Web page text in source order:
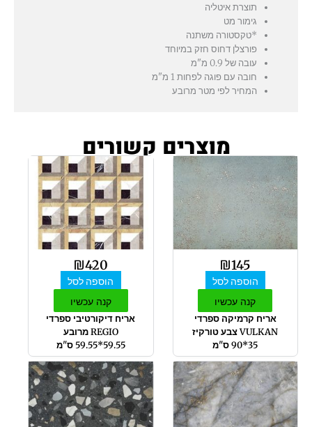
תוצרת איטליה
גימור מט
*טקסטורה משתנה
פורצלן דחוס חזק במיוחד
עובה של 0.9 מ"מ
חובה עם פוגה לפחות 1 מ"מ
המחיר לפי מטר מרובע
מוצרים קשורים
₪145
הוספה לסל
קנה עכשיו
אריח קרמיקה ספרדי
VULKAN צבע טורקיז
35*90 ס"מ
₪420
הוספה לסל
קנה עכשיו
אריח דיקורטיבי ספרדי
REGIO מרובע
59.55*59.55 ס"מ